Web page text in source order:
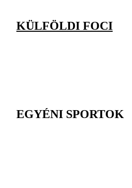
KÜLFÖLDI FOCI
EGYÉNI SPORTOK